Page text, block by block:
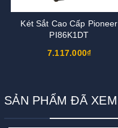
Két Sắt Cao Cấp Pioneer
PI86K1DT
7.117.000₫
SẢN PHẨM ĐÃ XEM